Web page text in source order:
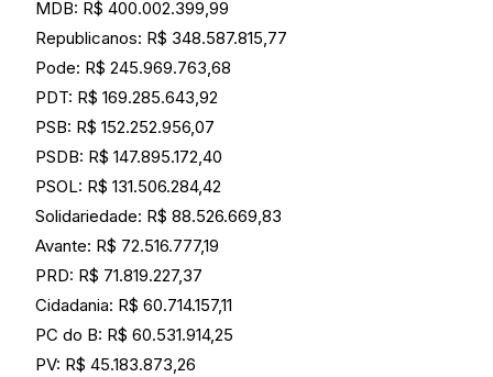
MDB: R$ 400.002.399,99
Republicanos: R$ 348.587.815,77
Pode: R$ 245.969.763,68
PDT: R$ 169.285.643,92
PSB: R$ 152.252.956,07
PSDB: R$ 147.895.172,40
PSOL: R$ 131.506.284,42
Solidariedade: R$ 88.526.669,83
Avante: R$ 72.516.777,19
PRD: R$ 71.819.227,37
Cidadania: R$ 60.714.157,11
PC do B: R$ 60.531.914,25
PV: R$ 45.183.873,26